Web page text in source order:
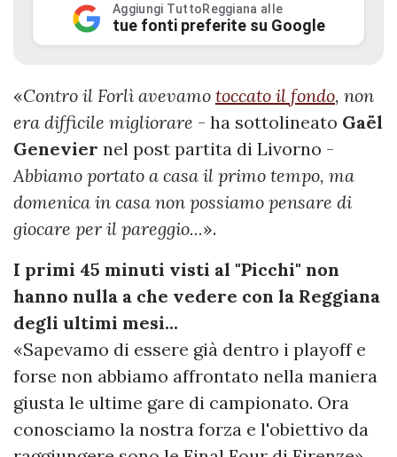
Aggiungi TuttoReggiana alle
tue fonti preferite su Google
«Contro il Forlì avevamo toccato il fondo, non
era difficile migliorare - ha sottolineato Gaël
Genevier nel post partita di Livorno -
Abbiamo portato a casa il primo tempo, ma
domenica in casa non possiamo pensare di
giocare per il pareggio...».
I primi 45 minuti visti al "Picchi" non
hanno nulla a che vedere con la Reggiana
degli ultimi mesi...
«Sapevamo di essere già dentro i playoff e
forse non abbiamo affrontato nella maniera
giusta le ultime gare di campionato. Ora
conosciamo la nostra forza e l'obiettivo da